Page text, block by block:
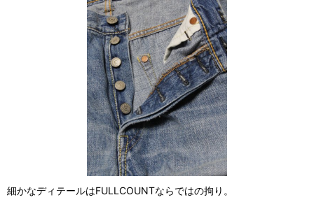
細かなディテールはFULLCOUNTならではの拘り。